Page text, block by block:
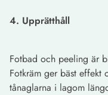
4. Upprätthåll
Fotbad och peeling är
Fotkräm ger bäst effekt
tånaglarna i lagom